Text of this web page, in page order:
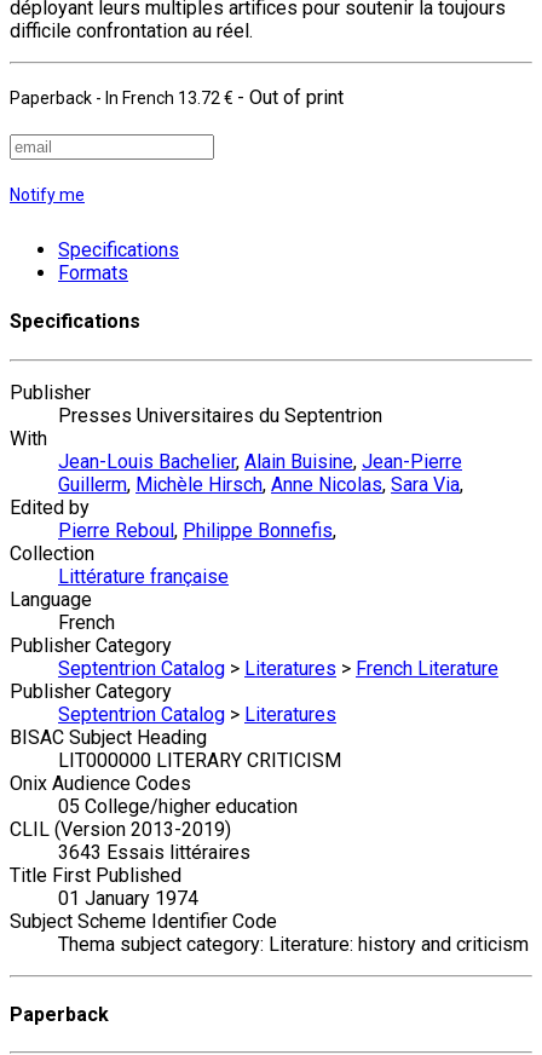
déployant leurs multiples artifices pour soutenir la toujours
difficile confrontation au réel.
Paperback - In French 13.72 € - Out of print
Notify me
Specifications
Formats
Specifications
Publisher
Presses Universitaires du Septentrion
With
Jean-Louis Bachelier, Alain Buisine, Jean-Pierre
Guillerm, Michèle Hirsch, Anne Nicolas, Sara Via,
Edited by
Pierre Reboul, Philippe Bonnefis,
Collection
Littérature française
Language
French
Publisher Category
Septentrion Catalog > Literatures > French Literature
Publisher Category
Septentrion Catalog > Literatures
BISAC Subject Heading
LIT000000 LITERARY CRITICISM
Onix Audience Codes
05 College/higher education
CLIL (Version 2013-2019)
3643 Essais littéraires
Title First Published
01 January 1974
Subject Scheme Identifier Code
Thema subject category: Literature: history and criticism
Paperback